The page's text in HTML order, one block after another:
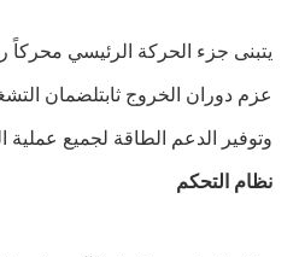
يتبنى جزء الحركة الرئيسي محركاً
عزم دوران الخروج ثابتلضمان
وتوفير الدعم الطاقة لجميع عملية
نظام التحكم